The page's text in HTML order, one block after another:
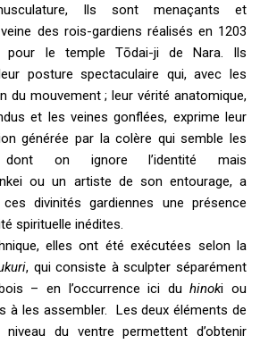
Ils sont menaçants et
des rois-gardiens réalisés en 1203
pour le temple Tōdai-ji de Nara. Ils
posture spectaculaire qui, avec les
du mouvement ; leur vérité anatomique,
et les veines gonflées, exprime leur
générée par la colère qui semble les
dont on ignore l’identité mais
ou un artiste de son entourage, a
divinités gardiennes une présence
spirituelle inédites.
elles ont été exécutées selon la
, qui consiste à sculpter séparément
– en l’occurrence ici duhinoki ou
à les assembler. Les deux éléments de
du ventre permettent d’obtenir